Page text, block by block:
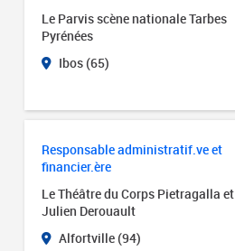
Le Parvis scène nationale Tarbes
Pyrénées
Ibos (65)
Responsable administratif.ve et
financier.ère
Le Théâtre du Corps Pietragalla et
Julien Derouault
Alfortville (94)